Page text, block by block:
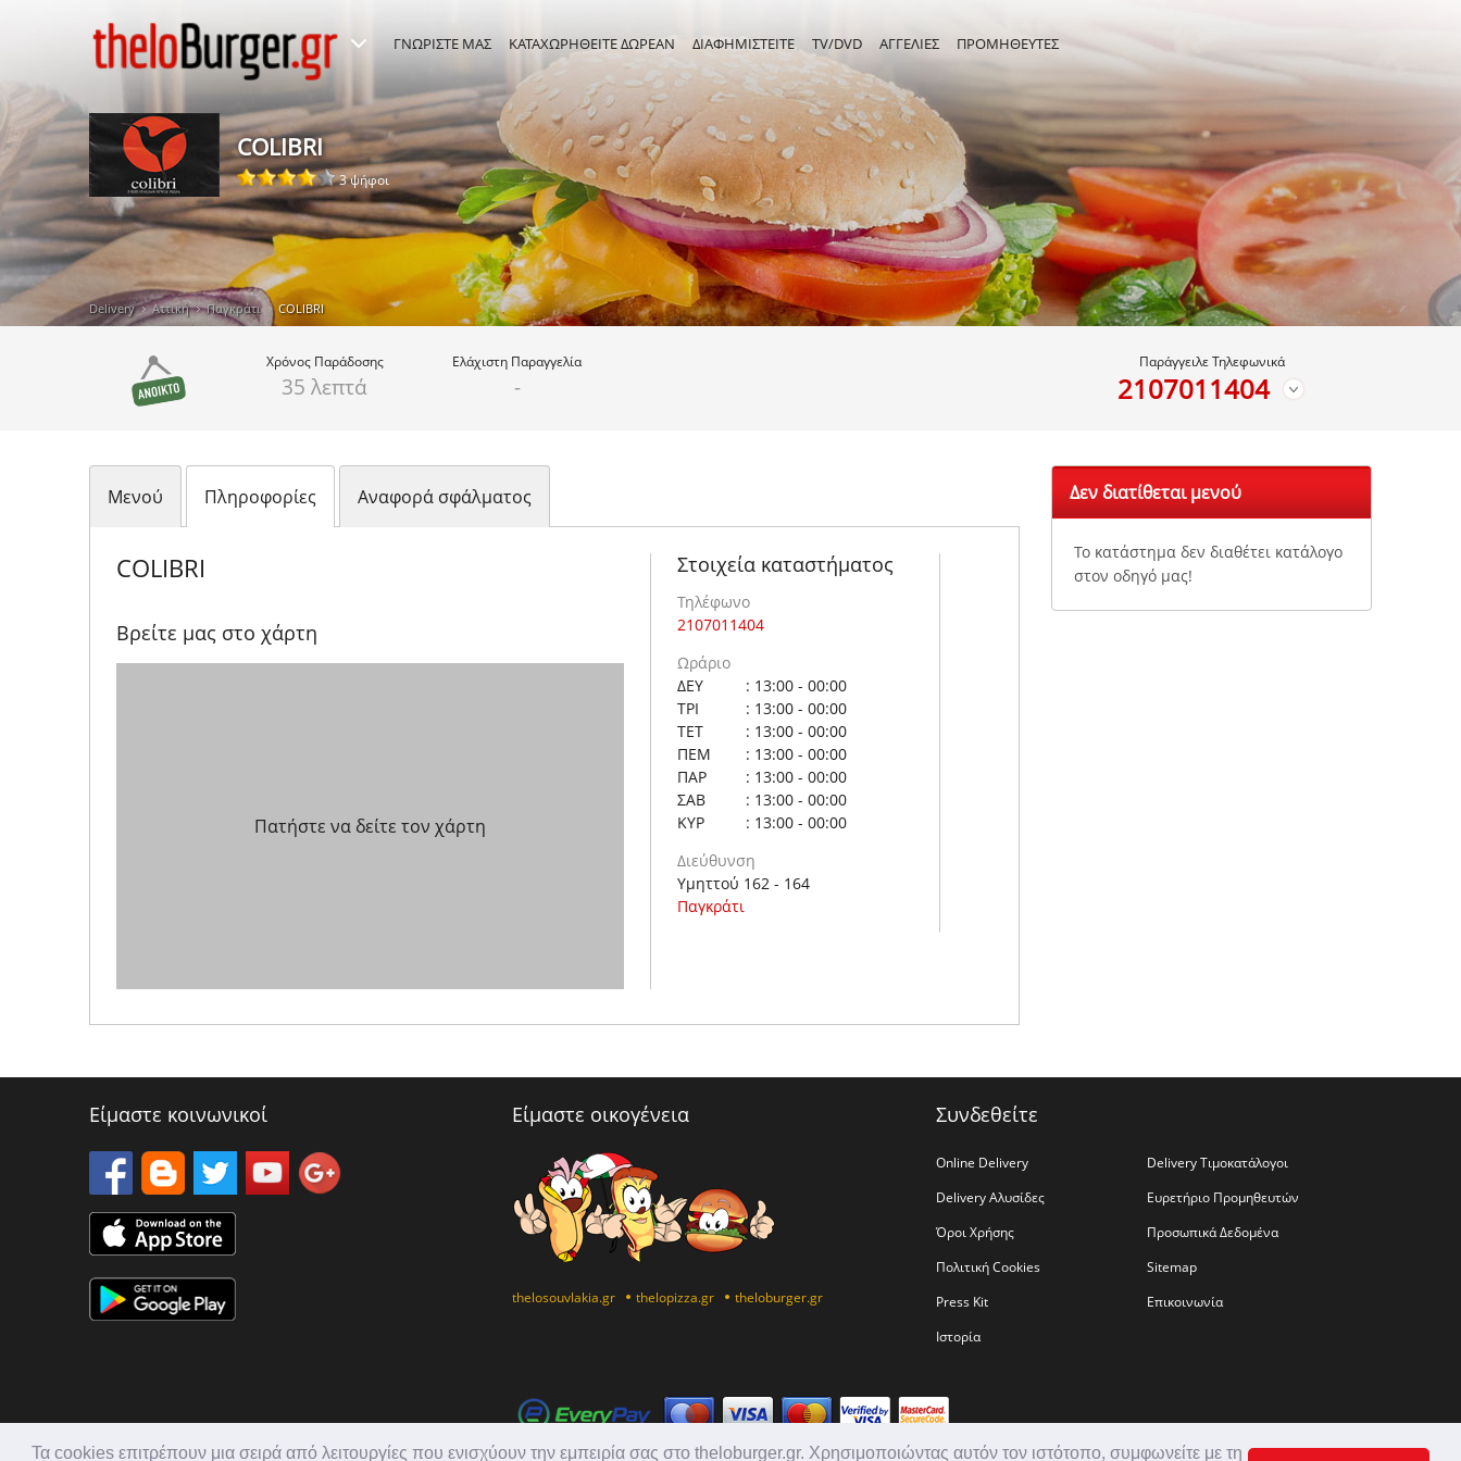
Τα cookies επιτρέπουν μια σειρά από λειτουργίες που ενισχύουν την εμπειρία σας στο theloburger.gr. Χρησιμοποιώντας αυτόν τον ιστότοπο, συμφωνείτε με τη
ΓΝΩΡΙΣΤΕ ΜΑΣ ΚΑΤΑΧΩΡΗΘΕΙΤΕ ΔΩΡΕΑΝ ΔΙΑΦΗΜΙΣΤΕΙΤΕ TV/DVD ΑΓΓΕΛΙΕΣ ΠΡΟΜΗΘΕΥΤΕΣ
COLIBRI
3 ψήφοι
Delivery Αττική Παγκράτι COLIBRI
Χρόνος Παράδοσης
35 λεπτά
Ελάχιστη Παραγγελία
-
Παράγγειλε Τηλεφωνικά
2107011404
Μενού Πληροφορίες Αναφορά σφάλματος
Στοιχεία καταστήματος
Τηλέφωνο
2107011404
Ωράριο
ΔΕΥ
: 13:00 - 00:00
ΤΡΙ
: 13:00 - 00:00
ΤΕΤ
: 13:00 - 00:00
ΠΕΜ
: 13:00 - 00:00
ΠΑΡ
: 13:00 - 00:00
ΣΑΒ
: 13:00 - 00:00
ΚΥΡ
: 13:00 - 00:00
Διεύθυνση
Υμηττού 162 - 164
Παγκράτι
COLIBRI
Βρείτε μας στο χάρτη
Πατήστε να δείτε τον χάρτη
Δεν διατίθεται μενού
Το κατάστημα δεν διαθέτει κατάλογο
στον οδηγό μας!
Είμαστε κοινωνικοί Είμαστε οικογένεια
thelosouvlakia.gr thelopizza.gr theloburger.gr
Συνδεθείτε
Online Delivery
Delivery Τιμοκατάλογοι
Delivery Αλυσίδες
Ευρετήριο Προμηθευτών
Όροι Χρήσης
Προσωπικά Δεδομένα
Πολιτική Cookies
Sitemap
Press Kit
Επικοινωνία
Ιστορία